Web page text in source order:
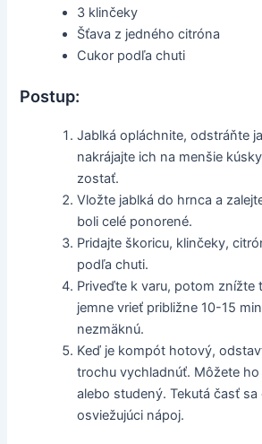
3 klinčeky
Šťava z jedného citróna
Cukor podľa chuti
Postup:
Jablká opláchnite, odstráňte
nakrájajte ich na menšie
zostať.
Vložte jablká do hrnca a
boli celé ponorené.
Pridajte škoricu, klinčeky,
podľa chuti.
Priveďte k varu, potom znížte
jemne vrieť približne 10-15
nezmäknú.
Keď je kompót hotový,
trochu vychladnúť. Môžete
alebo studený. Tekutá časť sa
osviežujúci nápoj.